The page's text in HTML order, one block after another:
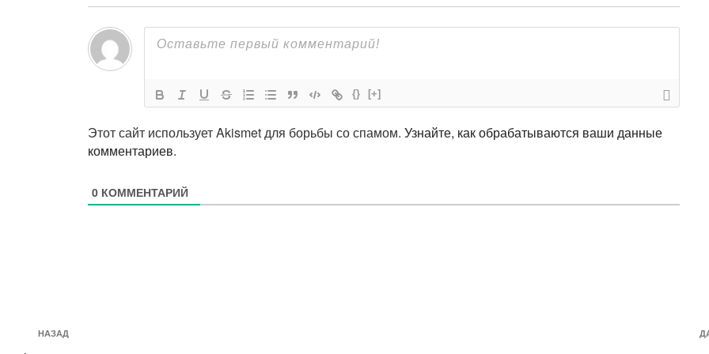
{} [+]
Этот сайт использует Akismet для борьбы со спамом. Узнайте, как обрабатываются ваши данные
комментариев.
0КОММЕНТАРИЙ
Навигация
Предыдущая
НАЗАД